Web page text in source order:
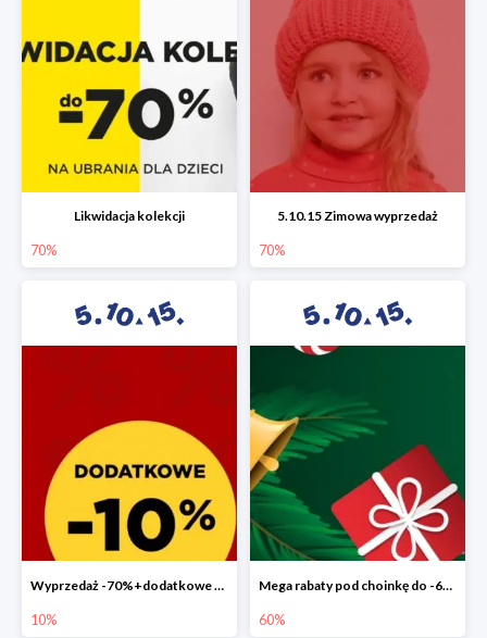
Likwidacja kolekcji
70%
5.10.15 Zimowa wyprzedaż
70%
Wyprzedaż -70%+dodatkowe 10%
10%
Mega rabaty pod choinkę do -60%
60%